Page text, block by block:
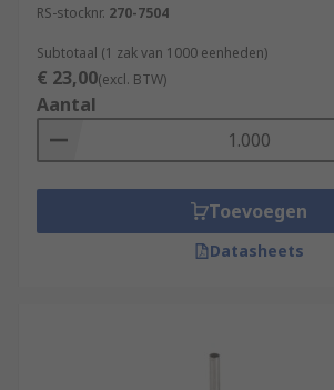
RS-stocknr. 270-7504
Subtotaal (1 zak van 1000 eenheden)
€ 23,00(excl. BTW)
Aantal
Toevoegen
Datasheets